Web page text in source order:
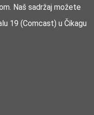
Naš sadržaj možete
19 (Comcast) u Čikagu